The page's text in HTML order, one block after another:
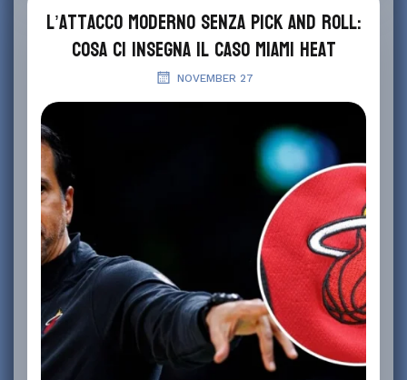
L’attacco moderno senza pick and roll:
cosa ci insegna il caso Miami Heat
NOVEMBER 27